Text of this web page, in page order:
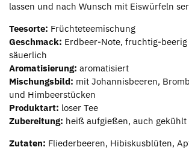
lassen und nach Wunsch mit Eiswürfeln
Teesorte: Früchteteemischung
Geschmack: Erdbeer-Note, fruchtig-
säuerlich
Aromatisierung: aromatisiert
Mischungsbild: mit Johannisbeeren,
und Himbeerstücken
Produktart: loser Tee
Zubereitung: heiß aufgießen, auch
Zutaten: Fliederbeeren, Hibiskusblüten,